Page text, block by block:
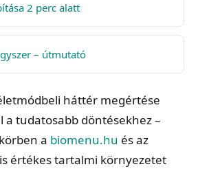
2 perc alatt
– útmutató
háttér megértése
a tudatosabb döntésekhez –
a biomenu.hu és az
is értékes tartalmi környezetet